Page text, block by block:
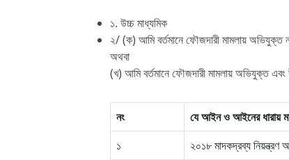
১. উচ্চ মাধ্যমিক
২/ (ক) আমি বর্তমানে ফৌজদারী মামলায় অভিযুক্ত
অথবা
(খ) আমি বর্তমানে ফৌজদারী মামলায় অভিযুক্ত এবং
নং যে আইন ও আইনের ধারায়
১
২০১৮ মাদকদ্রব্য